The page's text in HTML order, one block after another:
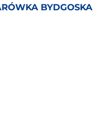
BYDGOSKA